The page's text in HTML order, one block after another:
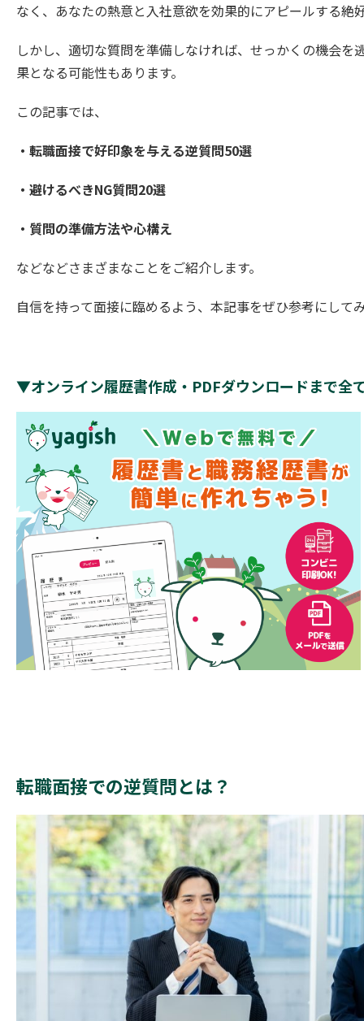
なく、あなたの熱意と入社意欲を効果的にアピールする絶
しかし、適切な質問を準備しなければ、せっかくの機会を
果となる可能性もあります。
この記事では、
・転職面接で好印象を与える逆質問50選
・避けるべきNG質問20選
・質問の準備方法や心構え
などなどさまざまなことをご紹介します。
自信を持って面接に臨めるよう、本記事をぜひ参考にして
▼オンライン履歴書作成・PDFダウンロードまで
転職面接での逆質問とは？